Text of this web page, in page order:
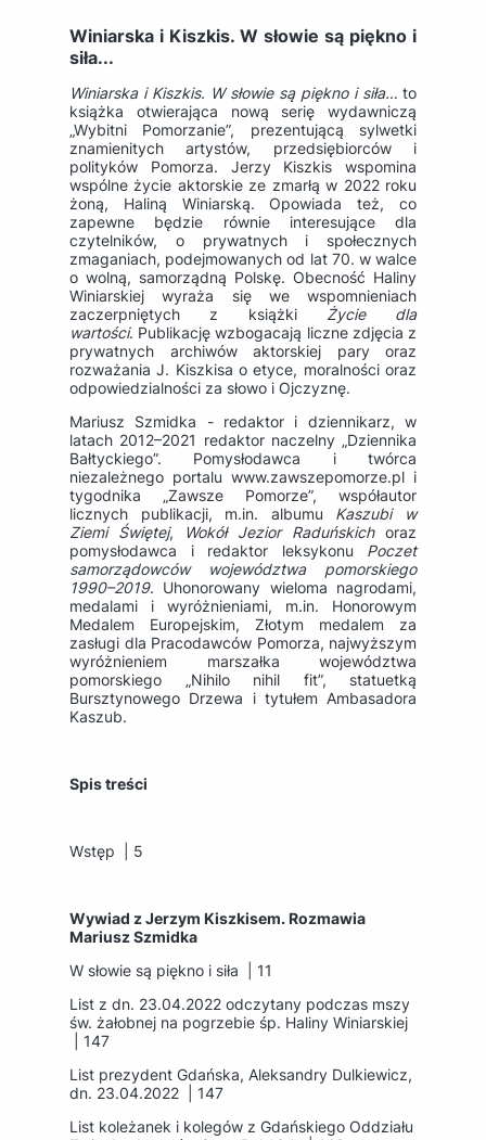
Winiarska i Kiszkis. W słowie są piękno i
siła...
Winiarska i Kiszkis. W słowie są piękno i siła… to
książka otwierająca nową serię wydawniczą
„Wybitni Pomorzanie”, prezentującą sylwetki
znamienitych artystów, przedsiębiorców i
polityków Pomorza. Jerzy Kiszkis wspomina
wspólne życie aktorskie ze zmarłą w 2022 roku
żoną, Haliną Winiarską. Opowiada też, co
zapewne będzie równie interesujące dla
czytelników, o prywatnych i społecznych
zmaganiach, podejmowanych od lat 70. w walce
o wolną, samorządną Polskę. Obecność Haliny
Winiarskiej wyraża się we wspomnieniach
zaczerpniętych z książki Życie dla
wartości. Publikację wzbogacają liczne zdjęcia z
prywatnych archiwów aktorskiej pary oraz
rozważania J. Kiszkisa o etyce, moralności oraz
odpowiedzialności za słowo i Ojczyznę.
Mariusz Szmidka - redaktor i dziennikarz, w
latach 2012–2021 redaktor naczelny „Dziennika
Bałtyckiego”. Pomysłodawca i twórca
niezależnego portalu www.zawszepomorze.pl i
tygodnika „Zawsze Pomorze”, współautor
licznych publikacji, m.in. albumu Kaszubi w
Ziemi Świętej, Wokół Jezior Raduńskichoraz
pomysłodawca i redaktor leksykonu Poczet
samorządowców województwa pomorskiego
1990–2019. Uhonorowany wieloma nagrodami,
medalami i wyróżnieniami, m.in. Honorowym
Medalem Europejskim, Złotym medalem za
zasługi dla Pracodawców Pomorza, najwyższym
wyróżnieniem marszałka województwa
pomorskiego „Nihilo nihil fit”, statuetką
Bursztynowego Drzewa i tytułem Ambasadora
Kaszub.
Spis treści
Wstęp | 5
Wywiad z Jerzym Kiszkisem. Rozmawia
Mariusz Szmidka
W słowie są piękno i siła | 11
List z dn. 23.04.2022 odczytany podczas mszy
św. żałobnej na pogrzebie śp. Haliny Winiarskiej
| 147
List prezydent Gdańska, Aleksandry Dulkiewicz,
dn. 23.04.2022 | 147
List koleżanek i kolegów z Gdańskiego Oddziału